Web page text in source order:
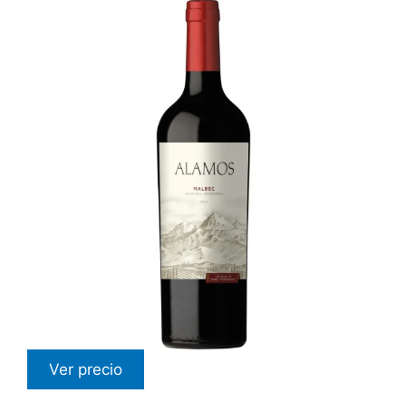
Ver precio